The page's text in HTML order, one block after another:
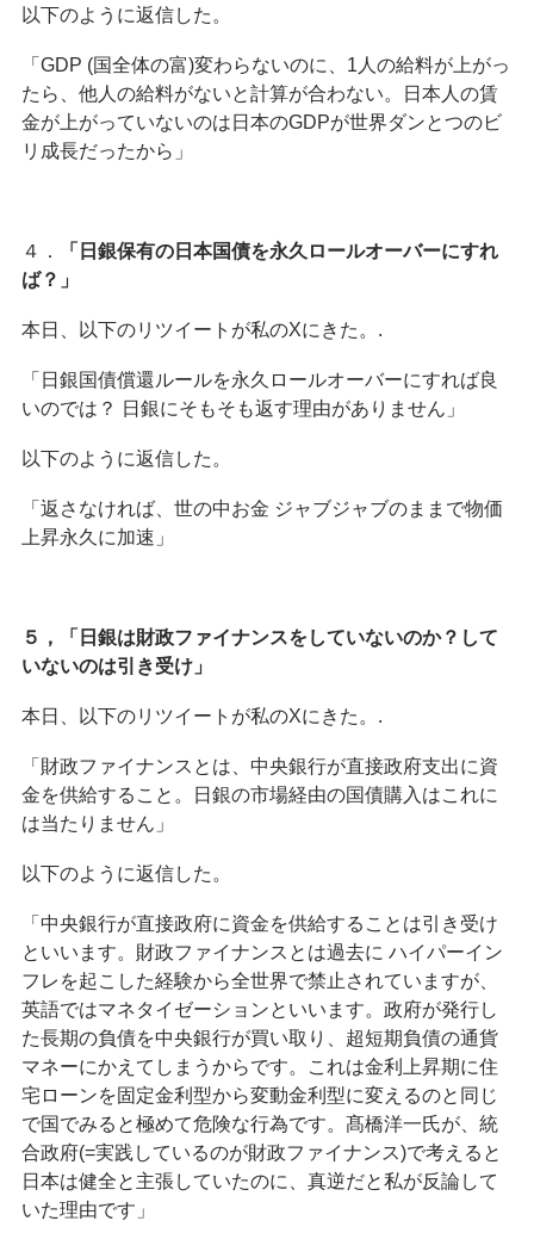
以下のように返信した。
「GDP (国全体の富)変わらないのに、1人の給料が上がっ
たら、他人の給料がないと計算が合わない。日本人の賃
金が上がっていないのは日本のGDPが世界ダンとつのビ
リ成長だったから」
４．
「日銀保有の日本国債を永久ロールオーバーにすれ
ば？」
本日、以下のリツイートが私のXにきた。.
「日銀国債償還ルールを永久ロールオーバーにすれば良
いのでは？ 日銀にそもそも返す理由がありません」
以下のように返信した。
「返さなければ、世の中お金 ジャブジャブのままで物価
上昇永久に加速」
５，「日銀は財政ファイナンスをしていないのか？して
いないのは引き受け」
本日、以下のリツイートが私のXにきた。.
「財政ファイナンスとは、中央銀行が直接政府支出に資
金を供給すること。日銀の市場経由の国債購入はこれに
は当たりません」
以下のように返信した。
「中央銀行が直接政府に資金を供給することは引き受け
といいます。財政ファイナンスとは過去に ハイパーイン
フレを起こした経験から全世界で禁止されていますが、
英語ではマネタイゼーションといいます。政府が発行し
た長期の負債を中央銀行が買い取り、超短期負債の通貨
マネーにかえてしまうからです。これは金利上昇期に住
宅ローンを固定金利型から変動金利型に変えるのと同じ
で国でみると極めて危険な行為です。髙橋洋一氏が、統
合政府(=実践しているのが財政ファイナンス)で考えると
日本は健全と主張していたのに、真逆だと私が反論して
いた理由です」